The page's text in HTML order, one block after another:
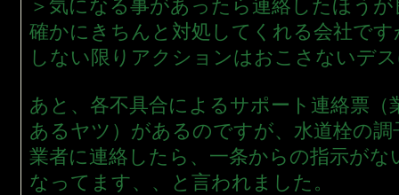
＞気になる事があったら連絡したほう
確かにきちんと対処してくれる会社で
しない限りアクションはおこさないデ
あと、各不具合によるサポート連絡票（
あるヤツ）があるのですが、水道栓の
業者に連絡したら、一条からの指示が
なってます、、と言われました。